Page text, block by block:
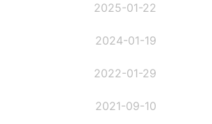
2025-01-22
2024-01-19
2022-01-29
2021-09-10